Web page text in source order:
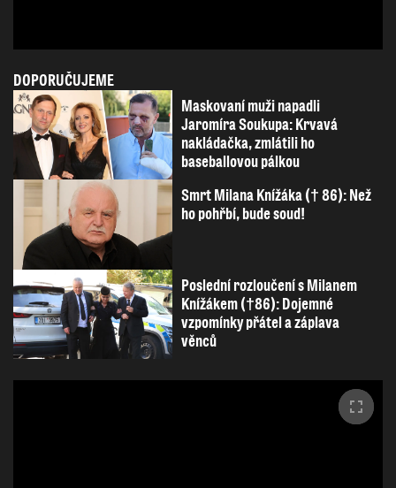
DOPORUČUJEME
Maskovaní muži napadli
Jaromíra Soukupa: Krvavá
nakládačka, zmlátili ho
baseballovou pálkou
Smrt Milana Knížáka († 86): Než
ho pohřbí, bude soud!
Poslední rozloučení s Milanem
Knížákem (†86): Dojemné
vzpomínky přátel a záplava
věnců